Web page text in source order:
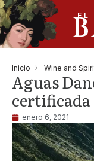
EL
Inicio Wine and
Aguas
certificada
enero 6, 2021